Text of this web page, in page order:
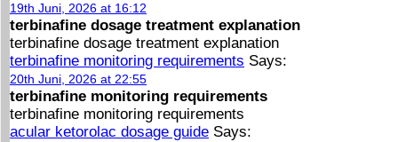
19th Juni, 2026 at 16:12
terbinafine dosage treatment explanation
terbinafine dosage treatment explanation
terbinafine monitoring requirements Says:
20th Juni, 2026 at 22:55
terbinafine monitoring requirements
terbinafine monitoring requirements
acular ketorolac dosage guide Says: